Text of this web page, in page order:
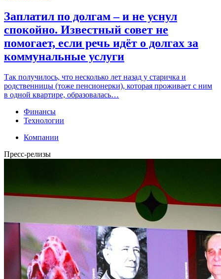
Заплатил по долгам – и не уснул
спокойно. Известный совет не
помогает, если речь идёт о долгах за
коммунальные услуги
Так получилось, что несколько лет назад у старичка и
родственницы (тоже пенсионерки), которая проживает с ним
в одной квартире, образовалась…
Финансы
Технологии
Компании
Пресс-релизы